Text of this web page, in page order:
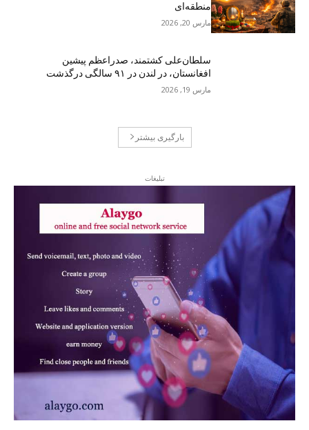
منطقه‌ای
مارس 20, 2026
سلطان‌علی کشتمند، صدراعظم پیشین
افغانستان، در لندن در ۹۱ سالگی درگذشت
مارس 19, 2026
بارگیری بیشتر
تبلیغات